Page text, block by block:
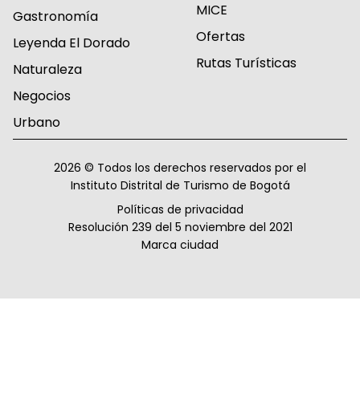
Gastronomía
Leyenda El Dorado
Naturaleza
Negocios
Urbano
MICE
Ofertas
Rutas Turísticas
2026 © Todos los derechos reservados por el
Instituto Distrital de Turismo de Bogotá
Políticas de privacidad
Resolución 239 del 5 noviembre del 2021
Marca ciudad